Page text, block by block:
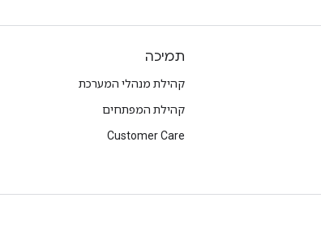
תמיכה
קהילת מנהלי המערכת
קהילת המפתחים
Customer Care